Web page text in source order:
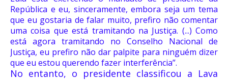
República e eu, sinceramente, embora seja um tema
que eu gostaria de falar muito, prefiro não comentar
uma coisa que está tramitando na Justiça. (...) Como
está agora tramitando no Conselho Nacional de
Justiça, eu prefiro não dar palpite para ninguém dizer
que eu estou querendo fazer interferência”.
No entanto, o presidente classificou a Lava